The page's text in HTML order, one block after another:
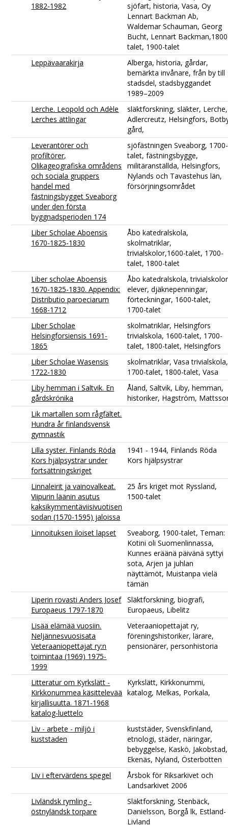
1882-1982
sjöfart, historia, Vasa, Oy
Lennart Backman Ab,
Waldemar Schauman, Georg
Bucht, Lennart
talet, 1900-talet
Leppävaarakirja
Alberga, historia, gårdar,
bemärkta invånare, från by till
stadsdel, stadsbyggandet
1989–2009
Lerche. Leopold och Adèle
Lerches ättlingar
släktforskning, släkter, Lerche,
Adlercreutz, Helsingfors,
gård,
Leverantörer och
profiltörer,
Olikageografiska områdens
och sociala gruppers
handel med
fästningsbygget Sveaborg
under den första
byggnadsperioden 174
sjöfästningen Sveaborg, 1700-
talet, fästningsbygge,
militäranställda, Helsingfors,
Nylands och Tavastehus län,
försörjningsområdet
Liber Scholae Aboensis
1670-1825-1830
Åbo katedralskola,
skolmatriklar,
trivialskolor,1600-talet, 1700-
talet, 1800-talet
Liber scholae Aboensis
1670-1825-1830. Appendix:
Distributio paroeciarum
1668-1712
Åbo katedralskola,
elever, djäknepenningar,
förteckningar, 1600-talet,
1700-talet
Liber Scholae
Helsingforsiensis 1691-
1865
skolmatriklar, Helsingfors
trivialskola, 1600-talet, 1700-
talet, 1800-talet, Helsingfors
Liber Scholae Wasensis
1722-1830
skolmatriklar, Vasa trivialskola,
1700-talet, 1800-talet, Vasa
Liby hemman i Saltvik. En
gårdskrönika
Åland, Saltvik, Liby, hemman,
historiker, Hagström,
Lik martallen som rågfältet.
Hundra år finlandsvensk
gymnastik
Lilla syster. Finlands Röda
Kors hjälpsystrar under
fortsättningskriget
1941 - 1944, Finlands Röda
Kors hjälpsystrar
Linnaleirit ja vainovalkeat.
Viipurin läänin asutus
kaksikymmentäviisivuotisen
sodan (1570-1595) jaloissa
25 års kriget mot Ryssland,
1500-talet
Linnoituksen iloiset lapset
Sveaborg, 1900-talet, Teman:
Kotini oli Suomenlinnassa,
Kunnes eräänä päivänä syttyi
sota, Arjen ja juhlan
näyttämöt, Muistanpa vielä
tämän
Liperin rovasti Anders Josef
Europaeus 1797-1870
Släktforskning, biografi,
Europaeus, Libelitz
Lisää elämää vuosiin.
Neljännesvuosisata
Veteraaniopettajat ry:n
toimintaa (1969) 1975-
1999
Veteraaniopettajat ry,
föreningshistoriker, lärare,
pensionärer, personhistoria
Litteratur om Kyrkslätt -
Kirkkonummea käsittelevää
kirjallisuutta. 1871-1968
katalog-luettelo
Kyrkslätt, Kirkkonummi,
katalog, Melkas, Porkala,
Liv - arbete - miljö i
kuststaden
kuststäder, Svenskfinland,
etnologi, städer, näringar,
bebyggelse, Kaskö, Jakobstad,
Ekenäs, Nyland, Österbotten
Liv i eftervärdens spegel
Årsbok för Riksarkivet och
Landsarkivet 2006
Livländsk rymling -
östnyländsk torpare
Släktforskning, Stenbäck,
Danielsson, Borgå lk, Estland-
Livland